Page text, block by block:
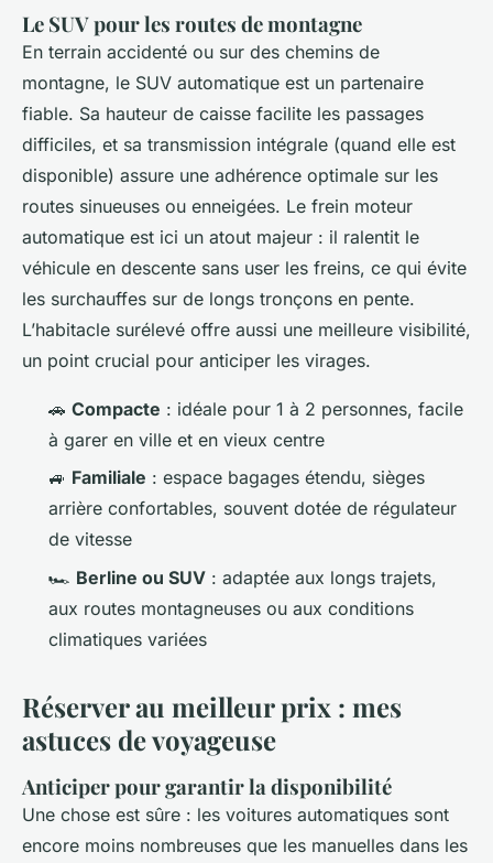
Le SUV pour les routes de montagne
En terrain accidenté ou sur des chemins de
montagne, le SUV automatique est un partenaire
fiable. Sa hauteur de caisse facilite les passages
difficiles, et sa transmission intégrale (quand elle est
disponible) assure une adhérence optimale sur les
routes sinueuses ou enneigées. Le frein moteur
automatique est ici un atout majeur : il ralentit le
véhicule en descente sans user les freins, ce qui évite
les surchauffes sur de longs tronçons en pente.
L’habitacle surélevé offre aussi une meilleure visibilité,
un point crucial pour anticiper les virages.
🚗 Compacte : idéale pour 1 à 2 personnes, facile
à garer en ville et en vieux centre
🚙 Familiale : espace bagages étendu, sièges
arrière confortables, souvent dotée de régulateur
de vitesse
🏎️ Berline ou SUV : adaptée aux longs trajets,
aux routes montagneuses ou aux conditions
climatiques variées
Réserver au meilleur prix : mes
astuces de voyageuse
Anticiper pour garantir la disponibilité
Une chose est sûre : les voitures automatiques sont
encore moins nombreuses que les manuelles dans les